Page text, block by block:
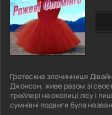
Гротескна злочинниця
Джонсон, живе разом зі
трейлері на околиці лісу і
сумнівні подвиги була